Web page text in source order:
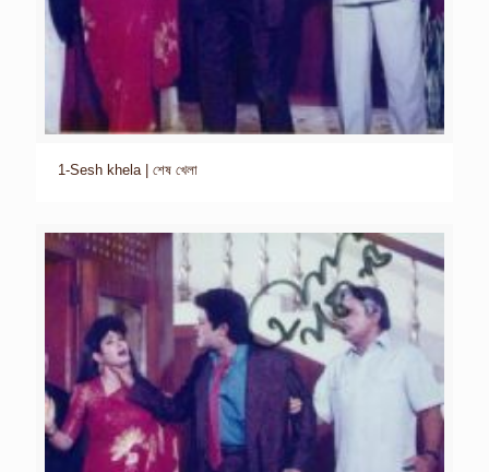
1-Sesh khela | শেষ খেলা